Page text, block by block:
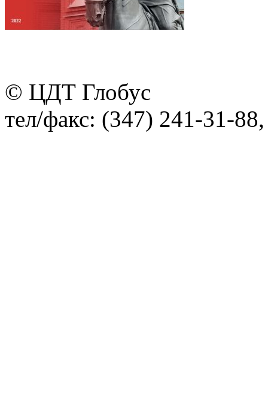
© ЦДТ Глобус
тел/факс: (347) 241-31-